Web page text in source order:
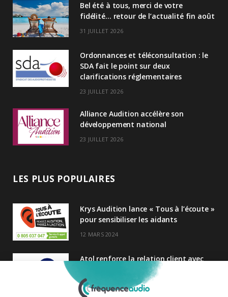
e
n
Bel été à tous, merci de votre
fidélité… retour de l’actualité fin août
31 JUILLET 2026
Ordonnances et téléconsultation : le
SDA fait le point sur deux
clarifications réglementaires
23 JUILLET 2026
Alliance Audition accélère son
développement national
23 JUILLET 2026
LES PLUS POPULAIRES
Krys Audition lance « Tous à l’écoute »
pour sensibiliser les aidants
12 MARS 2024
Atol renforce la relation client avec
une nouvelle campagne axée sur la
satisfaction
25 FÉVRIER 2025